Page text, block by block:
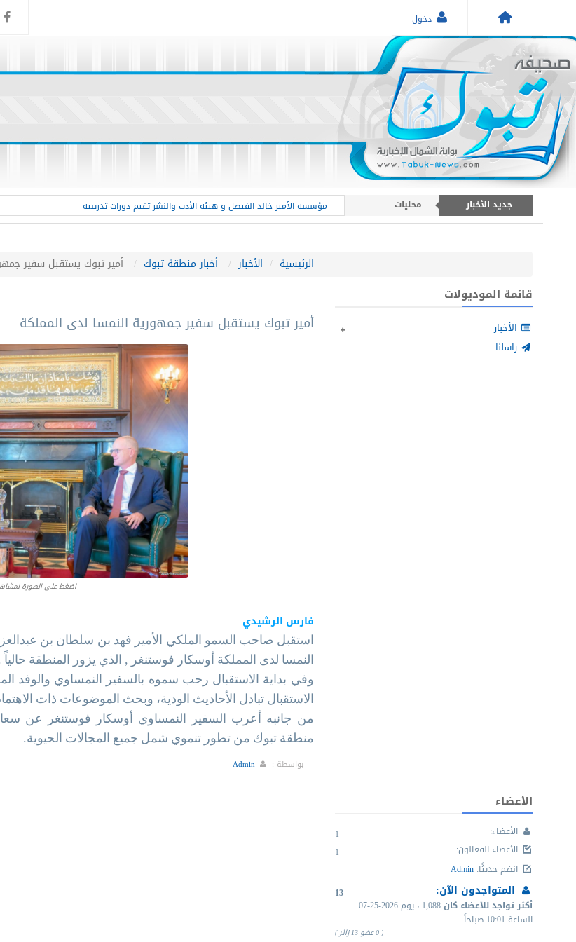
دخول
جديد الأخبار
محليات
أخبار عامة
مؤسسة الأمير خالد الفيصل و هيئة الأدب والنشر تقيم دورات تدريبية
الرئيسية الأخبار أخبار منطقة تبوك أمير تبوك يستقبل سفير
قائمة الموديولات
الأخبار
راسلنا
أمير تبوك يستقبل سفير جمهورية النمسا لدى المملكة
اضغط على الصورة
فارس الرشيدي
استقبل صاحب السمو الملكي الأمير فهد بن سلطان بن
النمسا لدى المملكة أوسكار فوستنغر , الذي يزور المنطقة حالياً
وفي بداية الاستقبال رحب سموه بالسفير النمساوي والوفد
الاستقبال تبادل الأحاديث الودية، وبحث الموضوعات ذات
من جانبه أعرب السفير النمساوي أوسكار فوستنغر عن
منطقة تبوك من تطور تنموي شمل جميع المجالات الحيوية.
بواسطة : Admin
الأعضاء
الأعضاء:
1
الأعضاء الفعالون:
1
انضم حديثًا:
Admin
المتواجدون الآن:
13
أكثر تواجد للأعضاء كان
07-25-2026
الساعة 10:01 صباحاً
( 0 عضو 13 زائر )